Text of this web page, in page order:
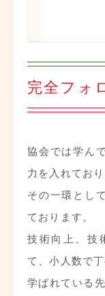
完全フォ
協会では学ん
力を入れており
その一環とし
ております。
技術向上、技
て、小人数で
学ばれている